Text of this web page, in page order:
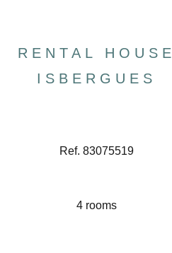
RENTAL HOUSE
ISBERGUES
Ref. 83075519
4 rooms